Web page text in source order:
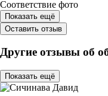
Соответствие фото
Показать ещё
Оставить отзыв
Другие отзывы об
Показать ещё